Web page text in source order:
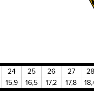
24 25 26 27
28
15,9 16,5 17,2 17,8